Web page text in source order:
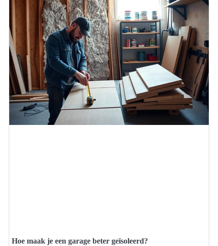
Hoe maak je een garage beter geïsoleerd?